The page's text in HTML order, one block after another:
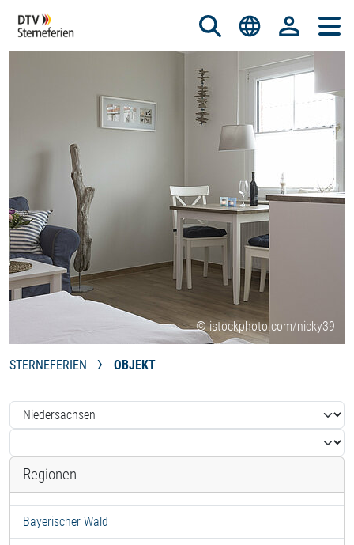
© istockphoto.com/nicky39
STERNEFERIEN OBJEKT
Regionen
Bayerischer Wald